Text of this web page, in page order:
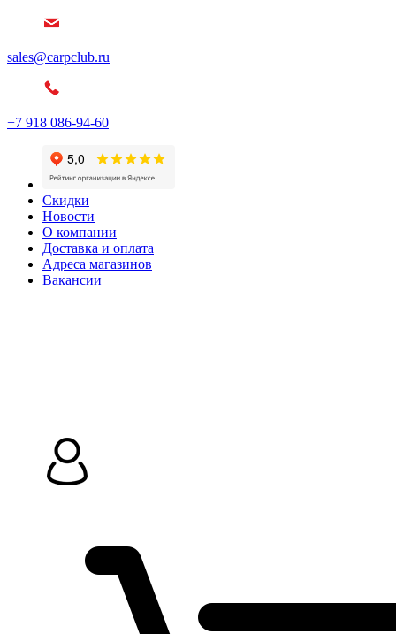
sales@carpclub.ru
+7 918 086-94-60
Скидки
Новости
О компании
Доставка и оплата
Адреса магазинов
Вакансии